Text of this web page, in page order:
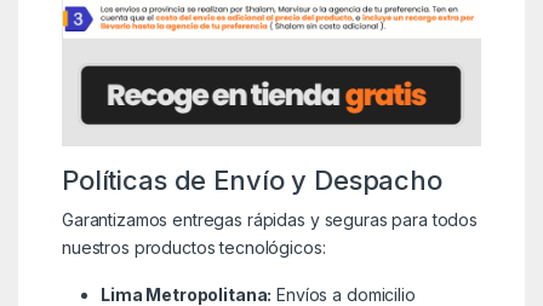
Políticas de Envío y Despacho
Garantizamos entregas rápidas y seguras para todos
nuestros productos tecnológicos:
Lima Metropolitana: Envíos a domicilio